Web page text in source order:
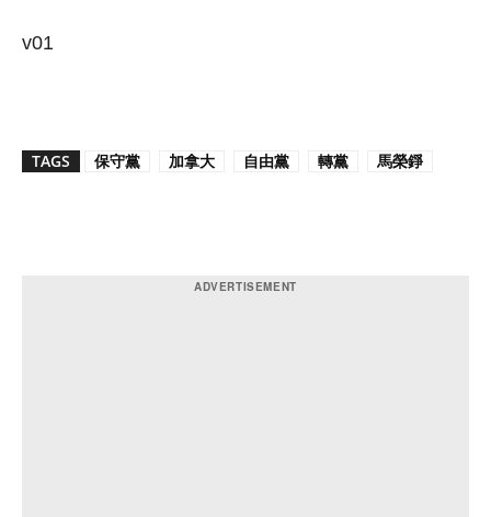
v01
TAGS 保守黨 加拿大 自由黨 轉黨 馬榮錚